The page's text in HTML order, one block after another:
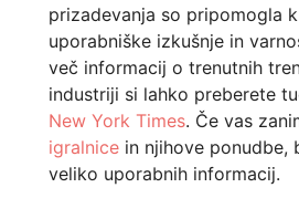
prizadevanja so pripomogla
uporabniške izkušnje in
več informacij o trenutnih
industriji si lahko preberete
New York Times. Če vas
igralnice in njihove ponudbe,
veliko uporabnih informacij.